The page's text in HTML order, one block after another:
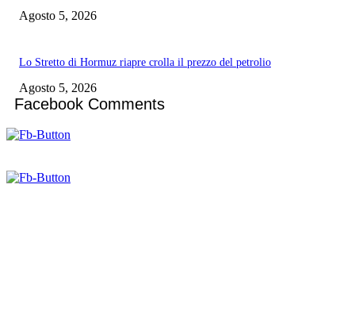
Agosto 5, 2026
Lo Stretto di Hormuz riapre crolla il prezzo del petrolio
Agosto 5, 2026
Facebook Comments